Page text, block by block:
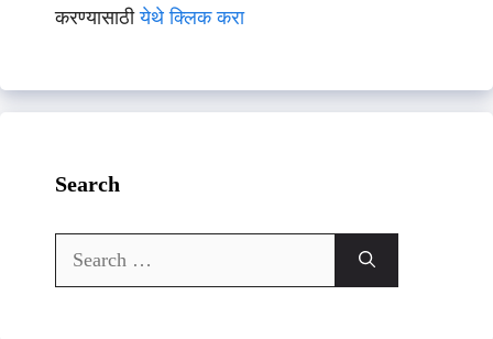
करण्यासाठीयेथे क्लिक करा
Search
Search
for: